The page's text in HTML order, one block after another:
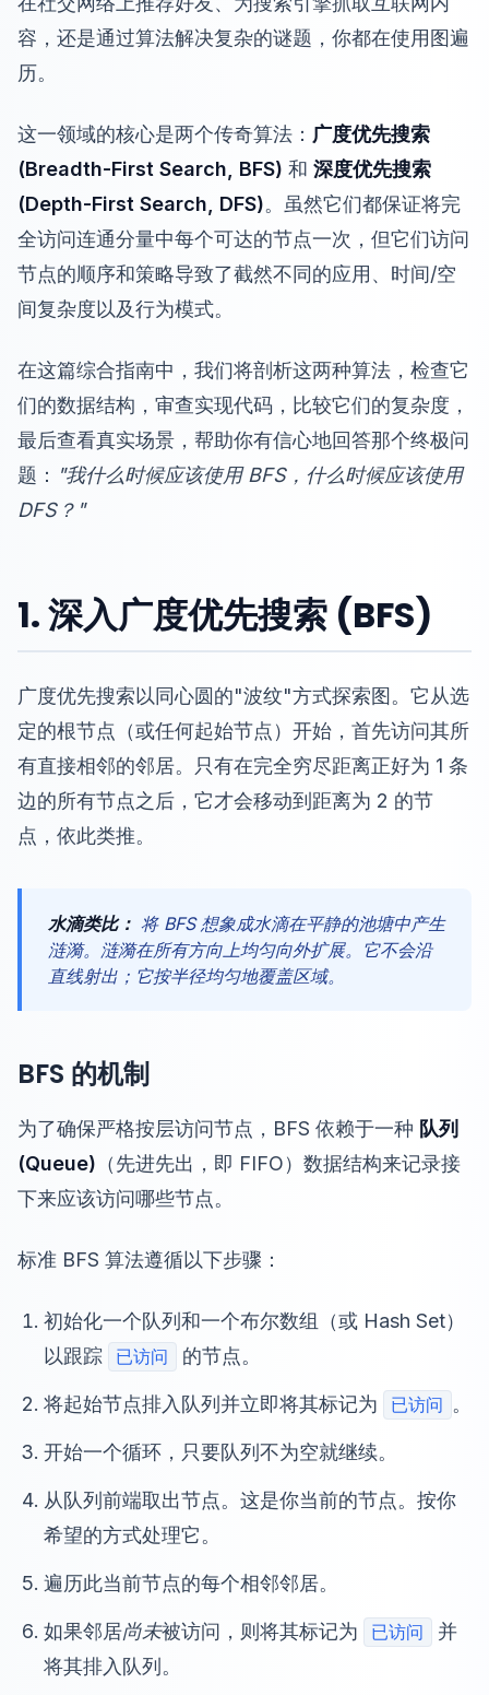
容，还是通过算法解决复杂的谜题，你都在使用图遍
历。
这一领域的核心是两个传奇算法： 广度优先搜索
(Breadth-First Search, BFS) 和 深度优先搜索
(Depth-First Search, DFS)。虽然它们都保证将完
全访问连通分量中每个可达的节点一次，但它们访问
节点的顺序和策略导致了截然不同的应用、时间/空
间复杂度以及行为模式。
在这篇综合指南中，我们将剖析这两种算法，检查它
们的数据结构，审查实现代码，比较它们的复杂度，
最后查看真实场景，帮助你有信心地回答那个终极问
题： "我什么时候应该使用 BFS，什么时候应该使用
DFS？"
1. 深入广度优先搜索 (BFS)
广度优先搜索以同心圆的"波纹"方式探索图。它从选
定的根节点（或任何起始节点）开始，首先访问其所
有直接相邻的邻居。只有在完全穷尽距离正好为 1 条
边的所有节点之后，它才会移动到距离为 2 的节
点，依此类推。
水滴类比： 将 BFS 想象成水滴在平静的池塘中产生
涟漪。涟漪在所有方向上均匀向外扩展。它不会沿
直线射出；它按半径均匀地覆盖区域。
BFS 的机制
为了确保严格按层访问节点，BFS 依赖于一种 队列
(Queue) （先进先出，即 FIFO）数据结构来记录接
下来应该访问哪些节点。
标准 BFS 算法遵循以下步骤：
初始化一个队列和一个布尔数组（或 Hash Set）
以跟踪
已访问 的节点。
将起始节点排入队列并立即将其标记为 已访问 。
开始一个循环，只要队列不为空就继续。
从队列前端取出节点。这是你当前的节点。按你
希望的方式处理它。
遍历此当前节点的每个相邻邻居。
如果邻居尚未被访问，则将其标记为 已访问
并
将其排入队列。